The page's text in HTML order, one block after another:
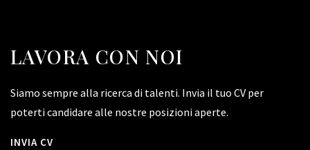
LAVORA CON NOI
Siamo sempre alla ricerca di talenti. Invia il tuo CV per
poterti candidare alle nostre posizioni aperte.
INVIA CV